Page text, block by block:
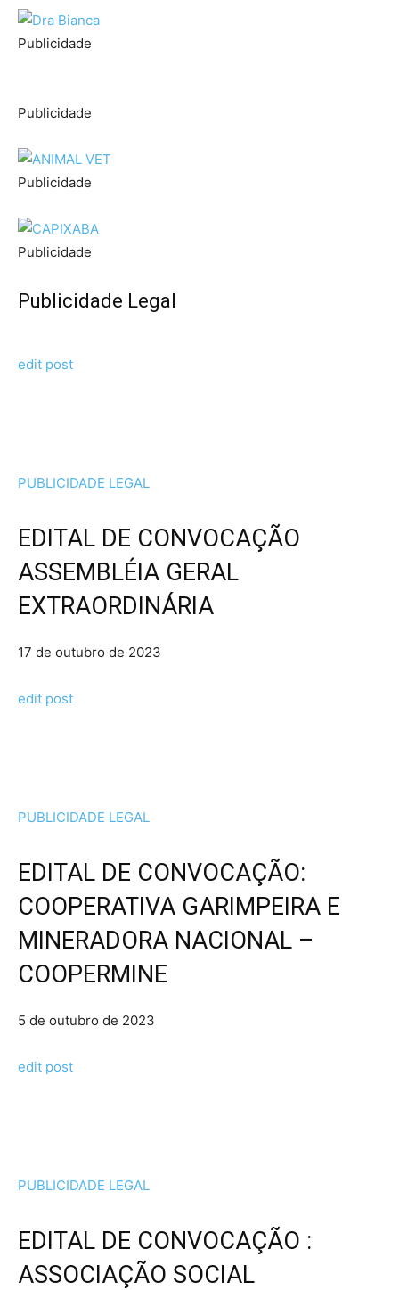
Publicidade
Publicidade
Publicidade
Publicidade
Publicidade Legal
edit post
PUBLICIDADE LEGAL
EDITAL DE CONVOCAÇÃO
ASSEMBLÉIA GERAL
EXTRAORDINÁRIA
17 de outubro de 2023
edit post
PUBLICIDADE LEGAL
EDITAL DE CONVOCAÇÃO:
COOPERATIVA GARIMPEIRA E
MINERADORA NACIONAL –
COOPERMINE
5 de outubro de 2023
edit post
PUBLICIDADE LEGAL
EDITAL DE CONVOCAÇÃO :
ASSOCIAÇÃO SOCIAL